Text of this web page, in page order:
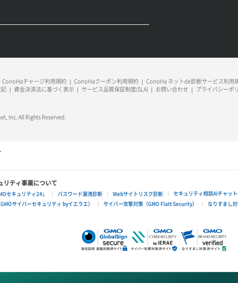
ConoHaチャージ利用規約 ConoHaクーポン利用規約 ConoHa ネットde診断サービス利用
資金決済法に基づく表示 サービス品質保証制度(SLA) お問い合わせ プライバシーポ
Inc. All Rights Reserved.
リティ事業について
セキュリティ24」 パスワード漏洩診断 Webサイトリスク診断
セキュリティ相談AIチャッ
サイバーセキュリティ byイエラエ） サイバー攻撃対策（GMO Flatt Security） なりすまし